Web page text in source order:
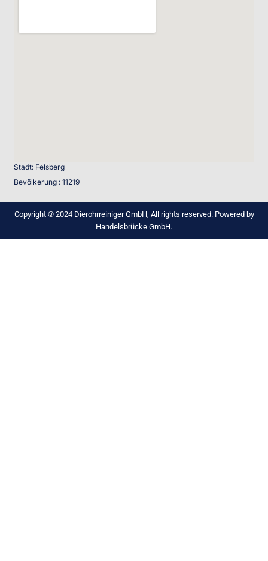
Stadt: Felsberg
Bevölkerung : 11219
Copyright © 2024 Dierohrreiniger GmbH, All rights reserved. Powered by
Handelsbrücke GmbH.